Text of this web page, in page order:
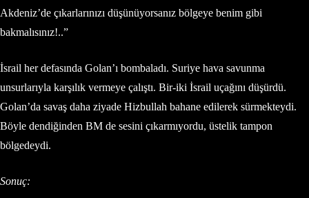
Akdeniz’de çıkarlarınızı düşünüyorsanız bölgeye benim gibi
bakmalısınız!..”
İsrail her defasında Golan’ı bombaladı. Suriye hava savunma
unsurlarıyla karşılık vermeye çalıştı. Bir-iki İsrail uçağını düşürdü.
Golan’da savaş daha ziyade Hizbullah bahane edilerek sürmekteydi.
Böyle dendiğinden BM de sesini çıkarmıyordu, üstelik tampon
bölgedeydi.
Sonuç: